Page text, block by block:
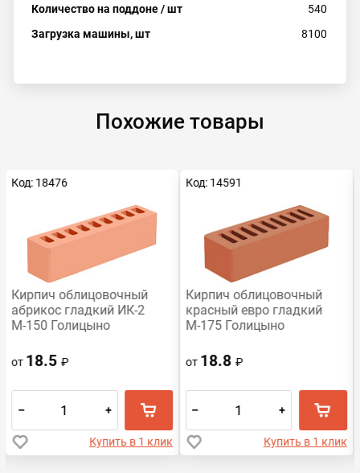
Количество на поддоне / шт
540
Загрузка машины, шт
8100
Похожие товары
Код: 18476
Кирпич облицовочный
абрикос гладкий ИК-2
М-150 Голицыно
от 18.5₽
– +
Купить в 1 клик
Код: 14591
Кирпич облицовочный
красный евро гладкий
М-175 Голицыно
от 18.8₽
– +
Купить в 1 клик